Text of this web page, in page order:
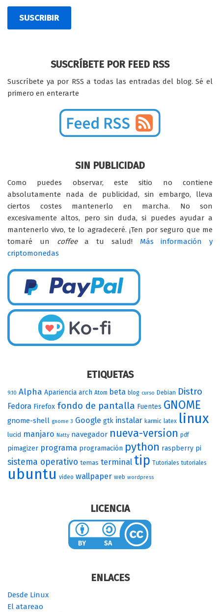
SUSCRIBIR
SUSCRÍBETE POR FEED RSS
Suscríbete ya por RSS a todas las entradas del blog. Sé el
primero en enterarte
SIN PUBLICIDAD
Como puedes observar, este sitio no contiene
absolutamente nada de publicidad, sin embargo, lleva
ciertos costes mantenerlo en marcha. No son
excesivamente altos, pero sin duda, si puedes ayudar a
mantenerlo vivo, te lo agradeceré. ¡Ten por seguro que me
tomaré un coffeea tu salud! Más información y
criptomonedas
ETIQUETAS
9.10 Alpha Apariencia arch Atom beta blog curso Debian Distro
Fedora Firefox fondo de pantalla Fuentes GNOME
gnome-shell gnome 3 Google gtk instalar karmic latex linux
lucid manjaro Natty navegador nueva-version pdf
pimagizer programa programación python raspberry pi
sistema operativo temas terminal tip Tutoriales tutoriales
ubuntu video wallpaper web wordpress
LICENCIA
ENLACES
Desde Linux
El atareao